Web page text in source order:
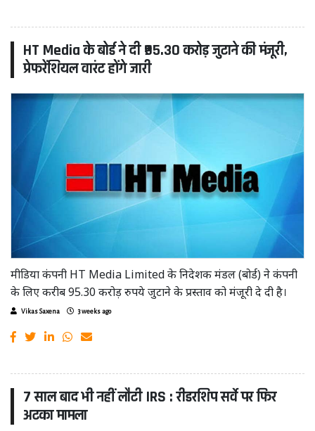
HT Media के बोर्ड ने दी ₹95.30 करोड़ जुटाने की मंजूरी,
प्रेफरेंशियल वारंट होंगे जारी
मीडिया कंपनी HT Media Limited के निदेशक मंडल (बोर्ड) ने कंपनी
के लिए करीब 95.30 करोड़ रुपये जुटाने के प्रस्ताव को मंजूरी दे दी है।
Vikas Saxena 3 weeks ago
7 साल बाद भी नहीं लौटी IRS : रीडरशिप सर्वे पर फिर
अटका मामला